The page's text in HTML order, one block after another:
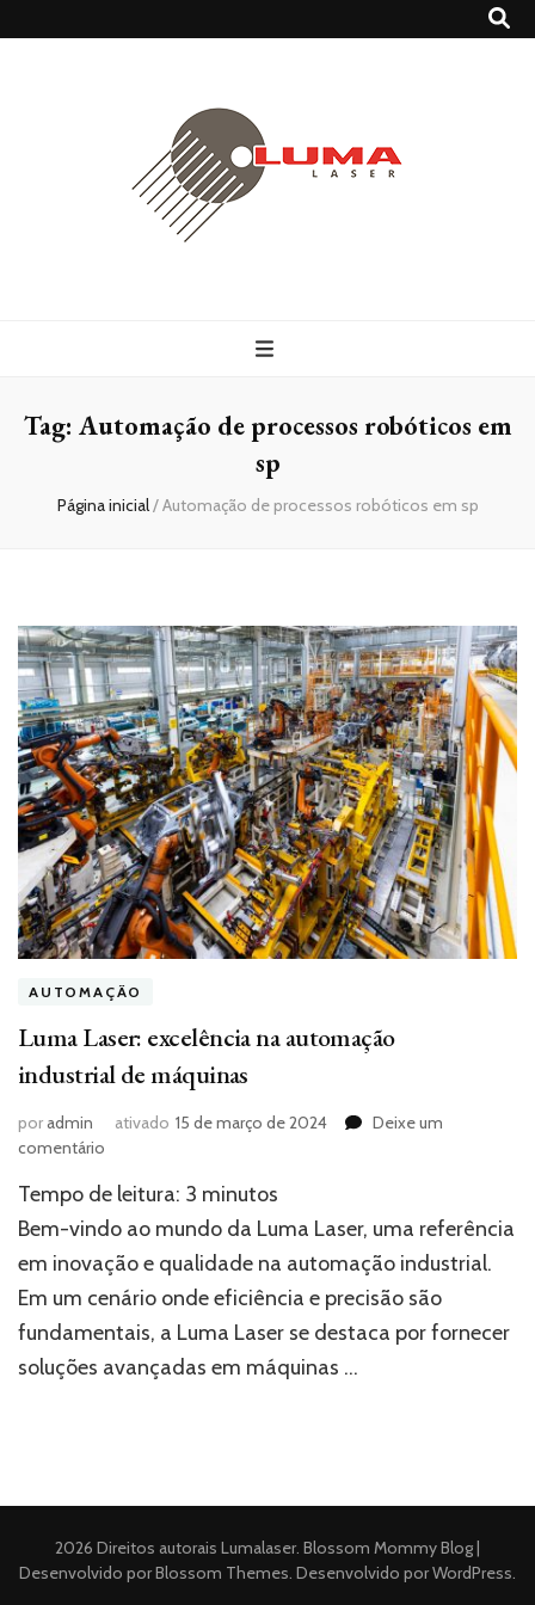
Tag: Automação de processos robóticos em
sp
Página inicial/Automação de processos robóticos em sp
AUTOMAÇÃO
Luma Laser: excelência na automação
industrial de máquinas
poradmin ativado 15 de março de 2024
Deixe um
comentário
Laser:
excelência
automação
industrial
de
máquinas
Tempo de leitura: 3 minutos
Bem-vindo ao mundo da Luma Laser, uma referência
em inovação e qualidade na automação industrial.
Em um cenário onde eficiência e precisão são
fundamentais, a Luma Laser se destaca por fornecer
soluções avançadas em máquinas …
2026 Direitos autorais Lumalaser. Blossom Mommy Blog |
Desenvolvido porBlossom Themes. Desenvolvido porWordPress.